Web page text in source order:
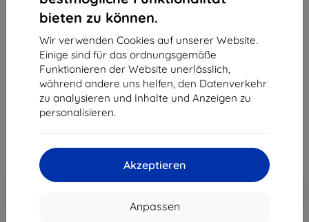
bieten zu können.
Wir verwenden Cookies auf unserer Website.
Einige sind für das ordnungsgemäße
Funktionieren der Website unerlässlich,
während andere uns helfen, den Datenverkehr
zu analysieren und Inhalte und Anzeigen zu
personalisieren.
Akzeptieren
Anpassen
3MK StratCore700 mehrschichtiger Schutzfilm für
Apple iPhone 15 Pro Max
Geeignet für: Apple iPhone 15 Pro Max
22,90 €
20,61 €
ohne MWSt17,32 €
Rabatt mit Gutschein
In den